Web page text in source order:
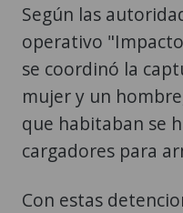
Según las
operativo
se coordinó la
mujer y un
que habitaban se
cargadores para
Con estas